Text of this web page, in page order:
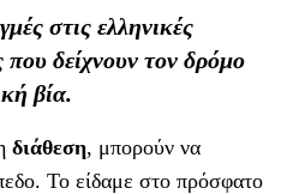
στις ελληνικές
που δείχνουν τον δρόμο
βία.
διάθεση, μπορούν να
Το είδαμε στο πρόσφατο